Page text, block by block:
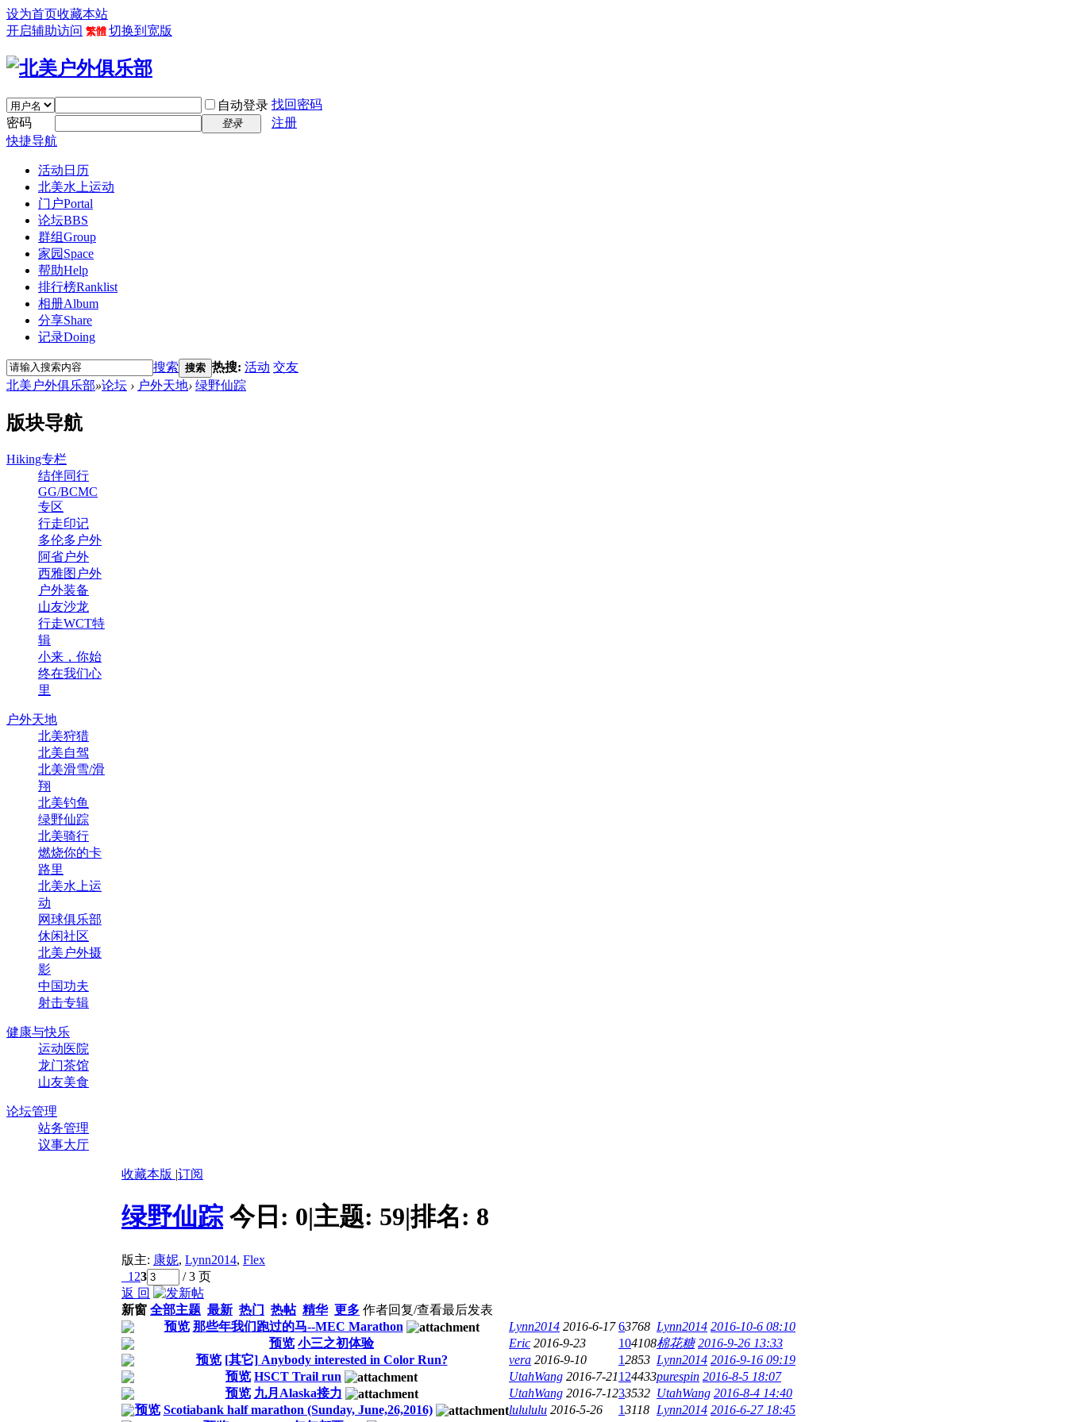
设为首页收藏本站
开启辅助访问 繁體 切换到宽版
自动登录 找回密码
密码
登录
注册
快捷导航
活动日历
北美水上运动
门户Portal
论坛BBS
群组Group
家园 Space
帮助Help
排行榜Ranklist
相册Album
分享Share
记录Doing
搜索 搜索 热搜: 活动 交友
北美户外俱乐部»论坛 › 户外天地› 绿野仙踪
版块导航
Hiking专栏
结伴同行
GG/BCMC
专区
行走印记
多伦多户外
阿省户外
西雅图户外
户外装备
山友沙龙
行走WCT特
辑
小来，你始
终在我们心
里
户外天地
北美狩猎
北美自驾
北美滑雪/滑
翔
北美钓鱼
绿野仙踪
北美骑行
燃烧你的卡
路里
北美水上运
动
网球俱乐部
休闲社区
北美户外摄
影
中国功夫
射击专辑
健康与快乐
运动医院
龙门茶馆
山友美食
论坛管理
站务管理
议事大厅
收藏本版 |订阅
绿野仙踪 今日: 0|主题: 59|排名: 8
版主: 康妮, Lynn2014, Flex
1 23
/ 3 页
返 回
新窗 全部主题 最新 热门 热帖 精华 更多 作者回复/查看最后发表
预览 那些年我们跑过的马--MEC Marathon Lynn2014 2016-6-17 63768 Lynn2014 2016-10-6 08:10
预览 小三之初体验 Eric 2016-9-23 104108棉花糖 2016-9-26 13:33
预览 [其它] Anybody interested in Color Run? vera 2016-9-10 12853 Lynn2014 2016-9-16 09:19
预览 HSCT Trail run UtahWang 2016-7-21124433purespin 2016-8-5 18:07
预览 九月Alaska接力 UtahWang 2016-7-1233532 UtahWang 2016-8-4 14:40
预览 Scotiabank half marathon (Sunday, June,26,2016) lulululu 2016-5-26 13118 Lynn2014 2016-6-27 18:45